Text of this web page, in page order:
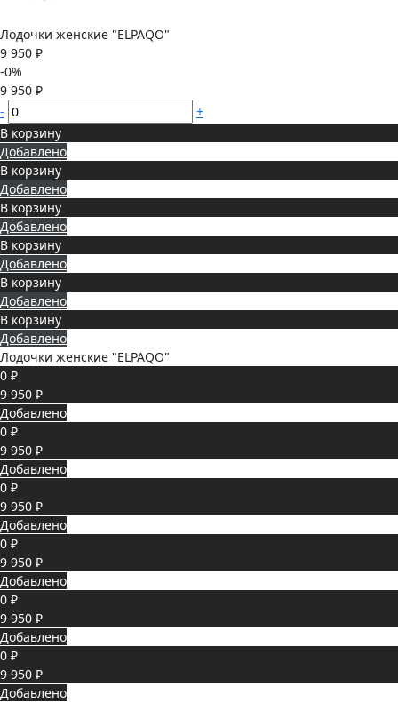
Лодочки женские "ELPAQO"
9 950 ₽
-0%
9 950 ₽
-
+
В корзину
Добавлено
В корзину
Добавлено
В корзину
Добавлено
В корзину
Добавлено
В корзину
Добавлено
В корзину
Добавлено
Лодочки женские "ELPAQO"
0 ₽
9 950 ₽
Добавлено
0 ₽
9 950 ₽
Добавлено
0 ₽
9 950 ₽
Добавлено
0 ₽
9 950 ₽
Добавлено
0 ₽
9 950 ₽
Добавлено
0 ₽
9 950 ₽
Добавлено